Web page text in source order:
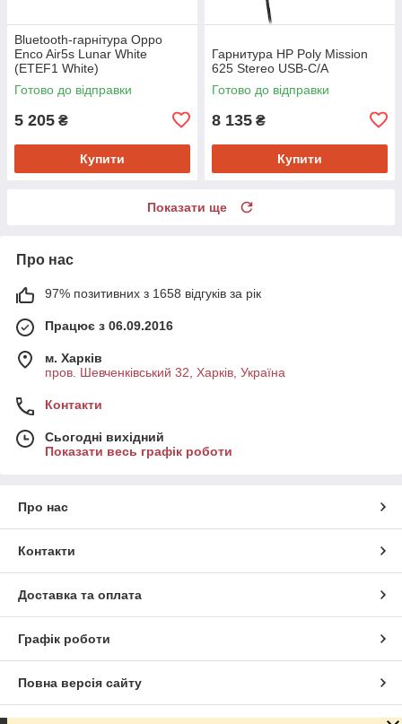
Bluetooth-гарнітура Oppo
Enco Air5s Lunar White
(ETEF1 White)
Готово до відправки
5 205 ₴
Купити
Гарнитура HP Poly Mission
625 Stereo USB-C/A
Готово до відправки
8 135 ₴
Купити
Показати ще
Про нас
97% позитивних з 1658 відгуків за рік
Працює з 06.09.2016
м. Харків
пров. Шевченківський 32, Харків, Україна
Контакти
Сьогодні вихідний
Показати весь графік роботи
Про нас
Контакти
Доставка та оплата
Графік роботи
Повна версія сайту